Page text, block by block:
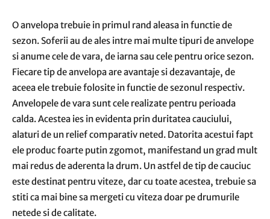
O anvelopa trebuie in primul rand aleasa in functie de
sezon. Soferii au de ales intre mai multe tipuri de anvelope
si anume cele de vara, de iarna sau cele pentru orice sezon.
Fiecare tip de anvelopa are avantaje si dezavantaje, de
aceea ele trebuie folosite in functie de sezonul respectiv.
Anvelopele de vara sunt cele realizate pentru perioada
calda. Acestea ies in evidenta prin duritatea cauciului,
alaturi de un relief comparativ neted. Datorita acestui fapt
ele produc foarte putin zgomot, manifestand un grad mult
mai redus de aderenta la drum. Un astfel de tip de cauciuc
este destinat pentru viteze, dar cu toate acestea, trebuie sa
stiti ca mai bine sa mergeti cu viteza doar pe drumurile
netede si de calitate.